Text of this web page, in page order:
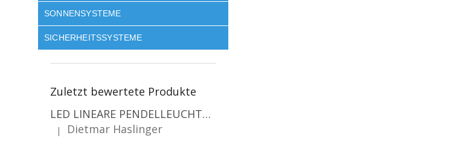
SONNENSYSTEME
SICHERHEITSSYSTEME
Zuletzt bewertete Produkte
LED LINEARE PENDELLEUCHTE EXECULINE 120CM, 30W, 3750LM, 96°, 4000K, IP20, WEISS [207806]
Die Produktbewertung beträgt 5 von 5 Sternen.
| Dietmar Haslinger